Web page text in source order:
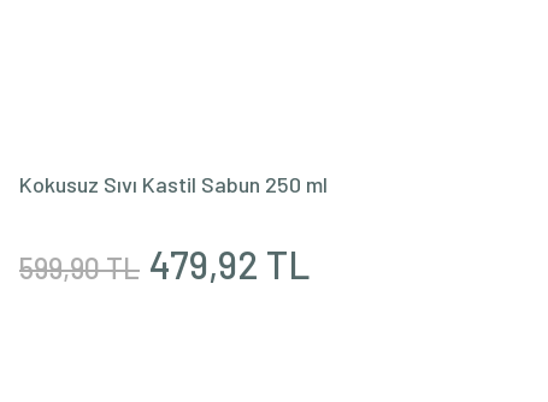
Kokusuz Sıvı Kastil Sabun 250 ml
599,90 TL 479,92 TL